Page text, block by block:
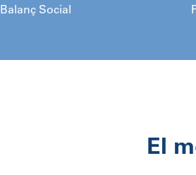
Balanç Social
El